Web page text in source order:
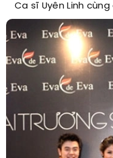
Ca sĩ Uyên Linh